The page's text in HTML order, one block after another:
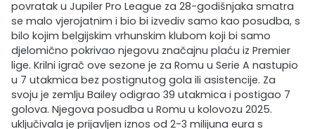
povratak u Jupiler Pro League za 28-godišnjaka smatra
se malo vjerojatnim i bio bi izvediv samo kao posudba, s
bilo kojim belgijskim vrhunskim klubom koji bi samo
djelomično pokrivao njegovu značajnu plaću iz Premier
lige. Krilni igrač ove sezone je za Romu u Serie A nastupio
u 7 utakmica bez postignutog gola ili asistencije. Za
svoju je zemlju Bailey odigrao 39 utakmica i postigao 7
golova. Njegova posudba u Romu u kolovozu 2025.
uključivala je prijavljen iznos od 2-3 milijuna eura s